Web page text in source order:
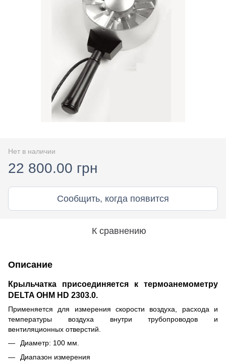
Нет в наличии
22 800.00 грн
Сообщить, когда появится
К сравнению
Описание
Крыльчатка присоединяется к термоанемометру
DELTA OHM HD 2303.0.
Применяется для измерения скорости воздуха, расхода и
температуры воздуха внутри трубопроводов и
вентиляционных отверстий.
Диаметр: 100 мм.
Диапазон измерения